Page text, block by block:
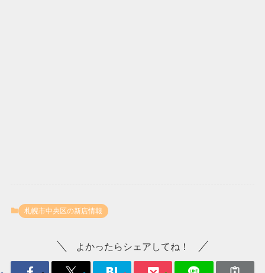
札幌市中央区の新店情報
よかったらシェアしてね！